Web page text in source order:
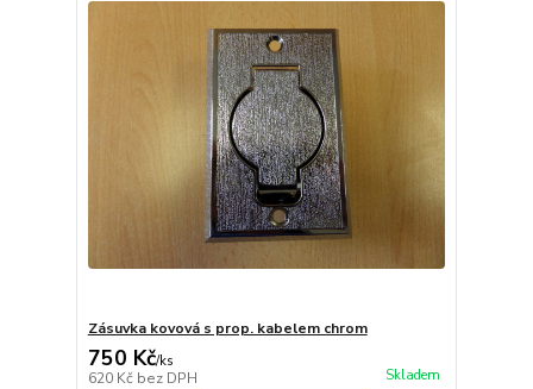
Zásuvka kovová s prop. kabelem chrom
750 Kč/ks
620 Kč bez DPH Skladem